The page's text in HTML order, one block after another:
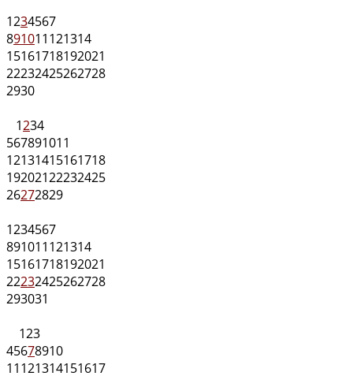
1234567
891011121314
15161718192021
22232425262728
2930
1234
567891011
12131415161718
19202122232425
26272829
1234567
891011121314
15161718192021
22232425262728
293031
123
45678910
11121314151617